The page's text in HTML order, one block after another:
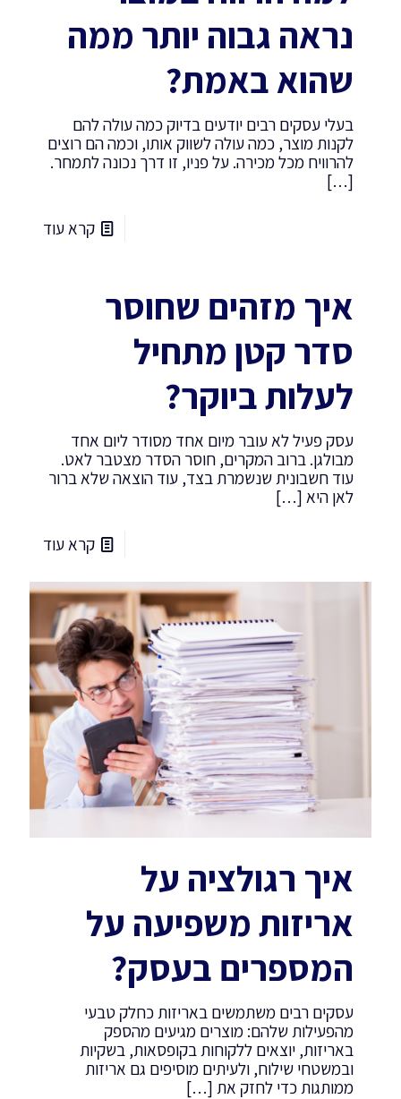
נראה גבוה יותר ממה
שהוא באמת?
בעלי עסקים רבים יודעים בדיוק כמה עולה להם
לקנות מוצר, כמה עולה לשווק אותו, וכמה הם רוצים
להרוויח מכל מכירה. על פניו, זו דרך נכונה לתמחר.
[…]
קרא עוד
איך מזהים שחוסר
סדר קטן מתחיל
לעלות ביוקר?
עסק פעיל לא עובר מיום אחד מסודר ליום אחד
מבולגן. ברוב המקרים, חוסר הסדר מצטבר לאט.
עוד חשבונית שנשמרת בצד, עוד הוצאה שלא ברור
לאן היא […]
קרא עוד
איך רגולציה על
אריזות משפיעה על
המספרים בעסק?
עסקים רבים משתמשים באריזות כחלק טבעי
מהפעילות שלהם: מוצרים מגיעים מהספק
באריזות, יוצאים ללקוחות בקופסאות, בשקיות
ובמשטחי שילוח, ולעיתים מוסיפים גם אריזות
ממותגות כדי לחזק את […]